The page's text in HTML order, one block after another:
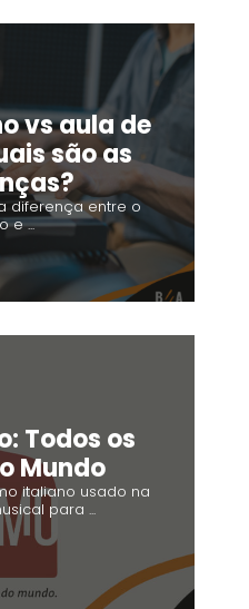
vs aula de
são as
diferença entre o
e ...
Todos os
Mundo
italiano usado na
para ...